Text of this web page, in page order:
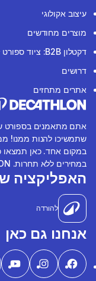
עיצוב אקולוגי
מוצרים מחודשים
דקטלון B2B: ציוד ספורט למוסדות
דרושים
אתרים מתחזים
אתם מתאמנים בספורט
שתמשיכו להנות ממנו!
במקום אחד. כאן תמצאו
במחירים ללא תחרות. DECATHLON. עושים ספורט יחד!
האפליקציה
להורדה
אנחנו גם כאן